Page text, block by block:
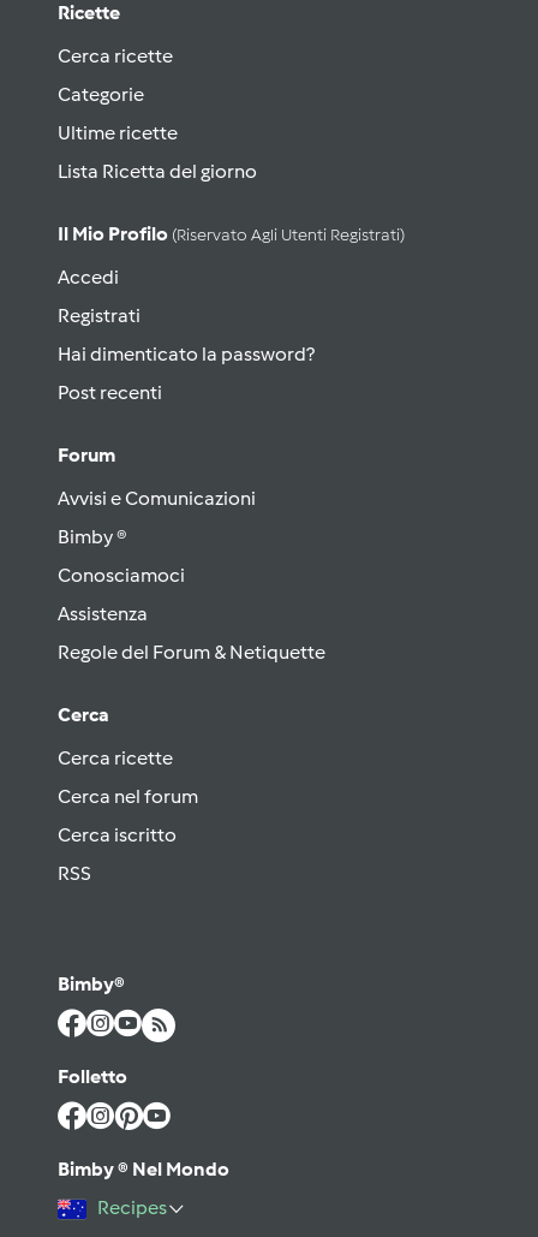
Ricette
Cerca ricette
Categorie
Ultime ricette
Lista Ricetta del giorno
Il Mio Profilo (riservato Agli Utenti Registrati)
Accedi
Registrati
Hai dimenticato la password?
Post recenti
Forum
Avvisi e Comunicazioni
Bimby ®
Conosciamoci
Assistenza
Regole del Forum & Netiquette
Cerca
Cerca ricette
Cerca nel forum
Cerca iscritto
RSS
Bimby®
Folletto
Bimby ® Nel Mondo
Recipes